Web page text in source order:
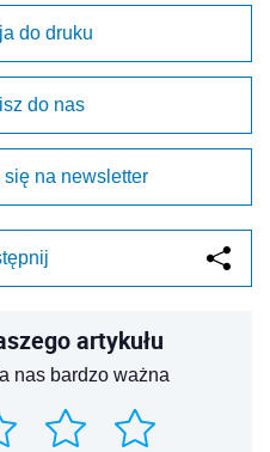
do druku
do nas
na newsletter
artykułu
nas bardzo ważna